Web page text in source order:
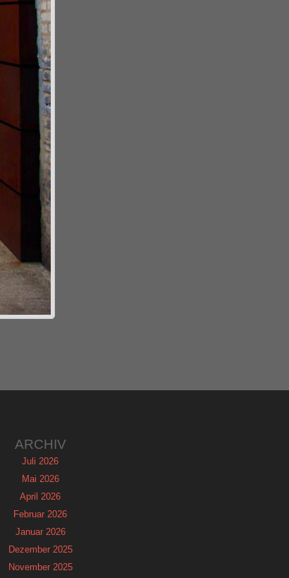
ARCHIV
Juli 2026
Mai 2026
April 2026
Februar 2026
Januar 2026
Dezember 2025
November 2025